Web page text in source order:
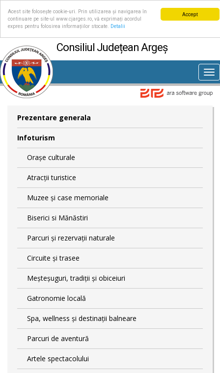
Accept
Acest site folosește cookie-uri. Prin utilizarea și navigarea în
continuare pe site-ul www.cjarges.ro, vă exprimați acordul
expres pentru folosirea informațiilor stocate.
Detalii
Consiliul Județean Argeș
Prezentare generala
Infoturism
Orașe culturale
Atracții turistice
Muzee și case memoriale
Biserici si Mănăstiri
Parcuri și rezervații naturale
Circuite și trasee
Meșteșuguri, tradiții și obiceiuri
Gatronomie locală
Spa, wellness și destinații balneare
Parcuri de aventură
Artele spectacolului